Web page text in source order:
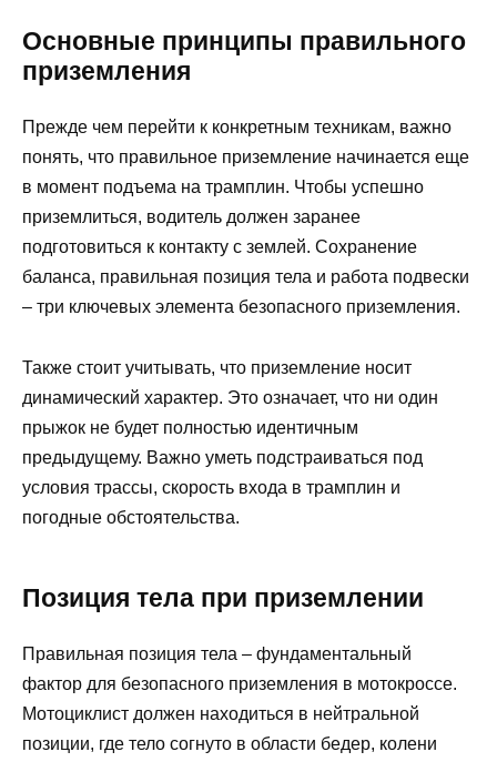
Основные принципы правильного
приземления
Прежде чем перейти к конкретным техникам, важно
понять, что правильное приземление начинается еще
в момент подъема на трамплин. Чтобы успешно
приземлиться, водитель должен заранее
подготовиться к контакту с землей. Сохранение
баланса, правильная позиция тела и работа подвески
– три ключевых элемента безопасного приземления.
Также стоит учитывать, что приземление носит
динамический характер. Это означает, что ни один
прыжок не будет полностью идентичным
предыдущему. Важно уметь подстраиваться под
условия трассы, скорость входа в трамплин и
погодные обстоятельства.
Позиция тела при приземлении
Правильная позиция тела – фундаментальный
фактор для безопасного приземления в мотокроссе.
Мотоциклист должен находиться в нейтральной
позиции, где тело согнуто в области бедер, колени